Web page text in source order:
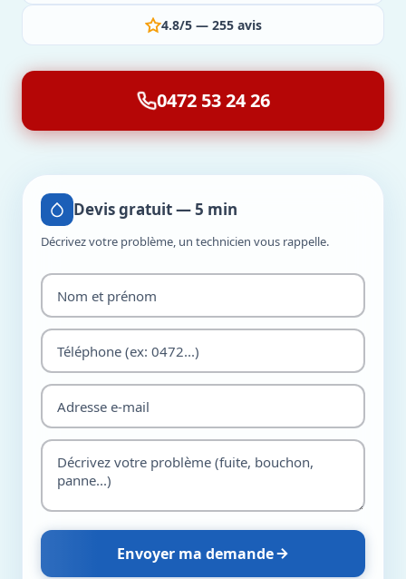
4.8/5 — 255 avis
0472 53 24 26
Devis gratuit — 5 min
Décrivez votre problème, un technicien vous rappelle.
Envoyer ma demande